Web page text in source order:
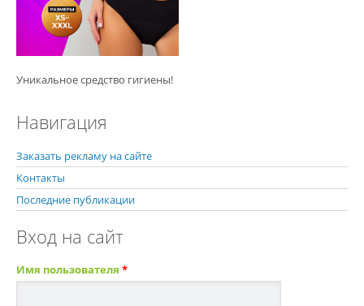
Уникальное средство гигиены!
Навигация
Заказать рекламу на сайте
Контакты
Последние публикации
Вход на сайт
Имя пользователя *